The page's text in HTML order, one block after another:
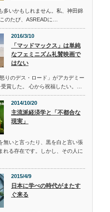
多いかもしれません。私、神田錦
のたび、ASREADに…
2016/3/10
「マッドマックス」は単純
なフェミニズム礼賛映画で
はない
りのデス・ロード」がアカデミー
賞した。 心から祝福したい。…
2014/10/20
主流派経済学と「不都合な
現実」
無いと言ったり、黒を白と言い張
れる存在です。しかし、その人に
2015/4/9
日本に学べの時代がまたす
ぐ来る